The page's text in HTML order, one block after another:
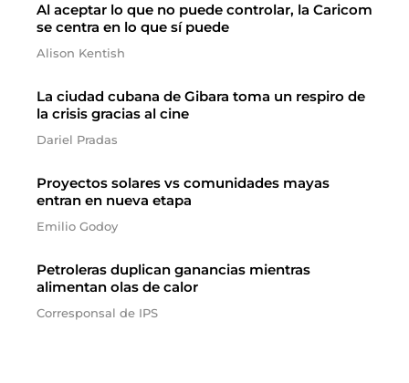
Al aceptar lo que no puede controlar, la Caricom
se centra en lo que sí puede
Alison Kentish
La ciudad cubana de Gibara toma un respiro de
la crisis gracias al cine
Dariel Pradas
Proyectos solares vs comunidades mayas
entran en nueva etapa
Emilio Godoy
Petroleras duplican ganancias mientras
alimentan olas de calor
Corresponsal de IPS